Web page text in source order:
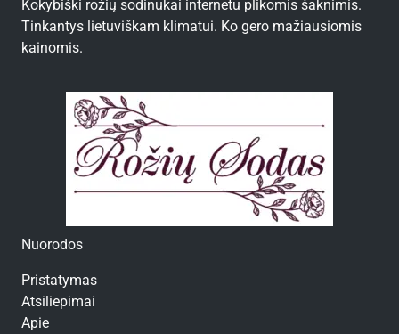
Kokybiški rožių sodinukai internetu plikomis šaknimis.
Tinkantys lietuviškam klimatui. Ko gero mažiausiomis
kainomis.
Nuorodos
Pristatymas
Atsiliepimai
Apie